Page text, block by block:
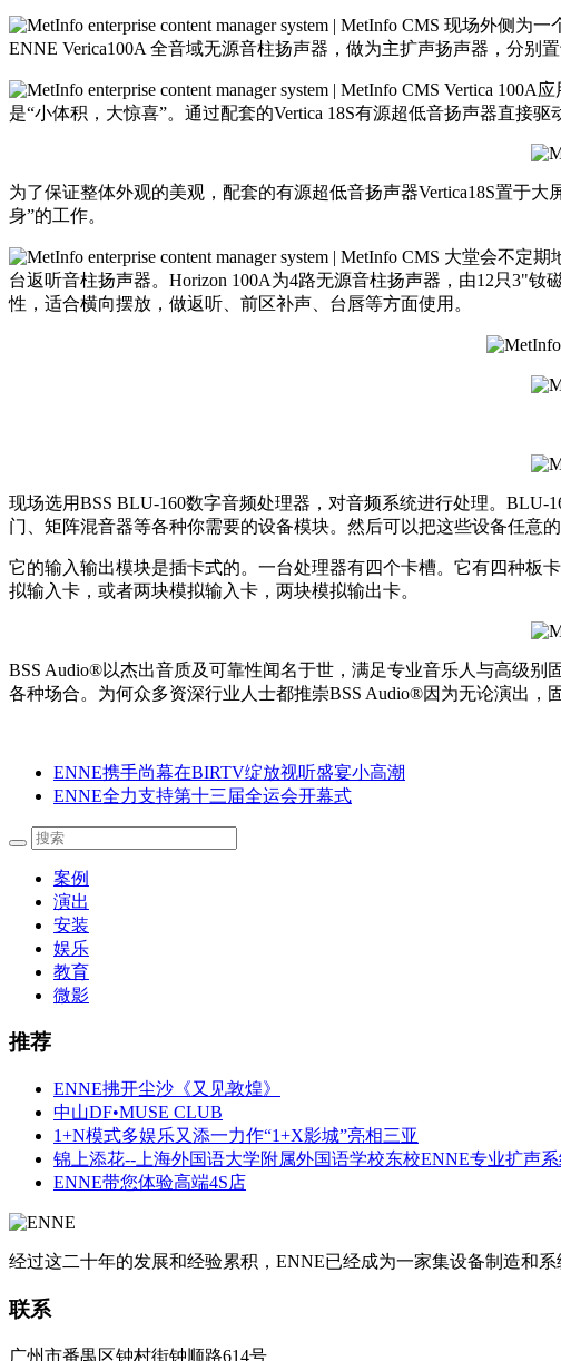
现场外侧为一
ENNE Verica100A 全音域无源音柱扬声器，做为主扩声扬声器，分别
Vertica 100A
是“小体积，大惊喜”。通过配套的Vertica 18S有源超低音扬声器直接驱
为了保证整体外观的美观，配套的有源超低音扬声器Vertica18S置于
身”的工作。
大堂会不定期
台返听音柱扬声器。Horizon 100A为4路无源音柱扬声器，由12只3"
性，适合横向摆放，做返听、前区补声、台唇等方面使用。
现场选用BSS BLU-160数字音频处理器，对音频系统进行处理。
门、矩阵混音器等各种你需要的设备模块。然后可以把这些设备任意的
它的输入输出模块是插卡式的。一台处理器有四个卡槽。它有四种板
拟输入卡，或者两块模拟输入卡，两块模拟输出卡。
BSS Audio®以杰出音质及可靠性闻名于世，满足专业音乐人与高级
各种场合。为何众多资深行业人士都推崇BSS Audio®因为无论演出，
ENNE携手尚幕在BIRTV绽放视听盛宴小高潮
ENNE全力支持第十三届全运会开幕式
案例
演出
安装
娱乐
教育
微影
推荐
ENNE拂开尘沙《又见敦煌》
中山DF•MUSE CLUB
1+N模式多娱乐又添一力作“1+X影城”亮相三亚
锦上添花--上海外国语大学附属外国语学校东校ENNE专业扩声
ENNE带您体验高端4S店
经过这二十年的发展和经验累积，ENNE已经成为一家集设备制造和
联系
广州市番禺区钟村街钟顺路614号